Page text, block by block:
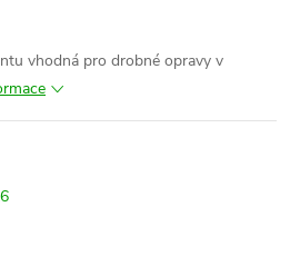
vhodná pro drobné opravy v